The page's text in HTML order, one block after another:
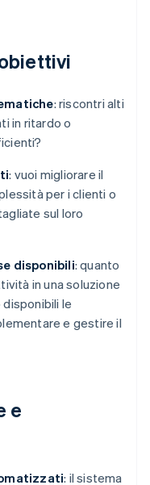
: riscontri alti
in ritardo o
: vuoi migliorare il
per i clienti o
sul loro
disponibili: quanto
in una soluzione
le
e gestire il
e
: il sistema